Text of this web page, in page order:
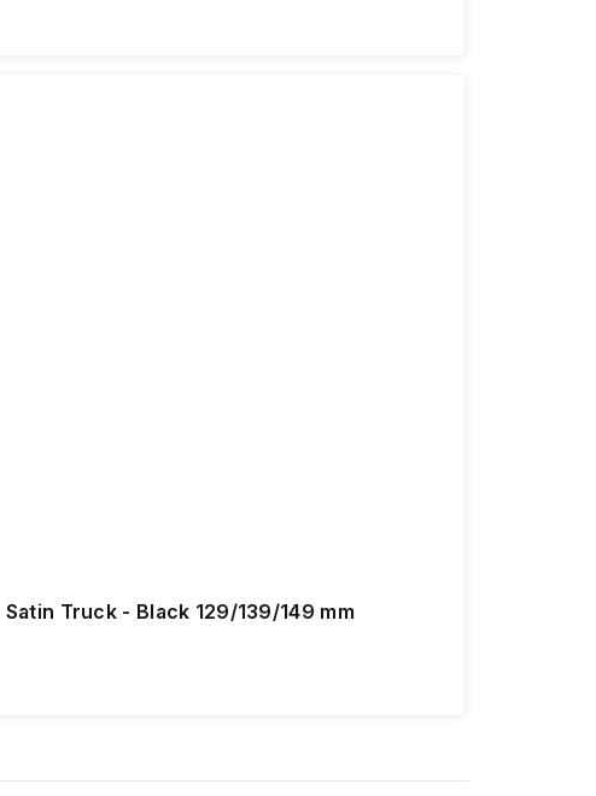
Truck - Black 129/139/149 mm